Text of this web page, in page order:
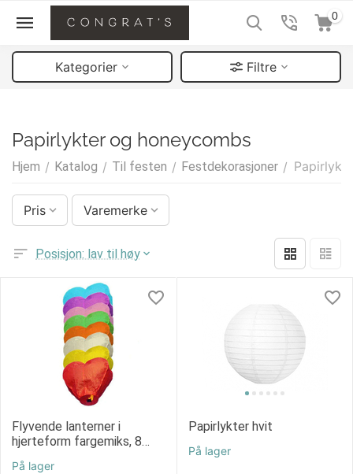
0
Kategorier Filtre
Papirlykter og honeycombs
Hjem / Katalog / Til festen / Festdekorasjoner /
Pris Varemerke
Posisjon: lav til høy
Flyvende lanterner i
hjerteform fargemiks, 8
På lager
Papirlykter hvit
På lager